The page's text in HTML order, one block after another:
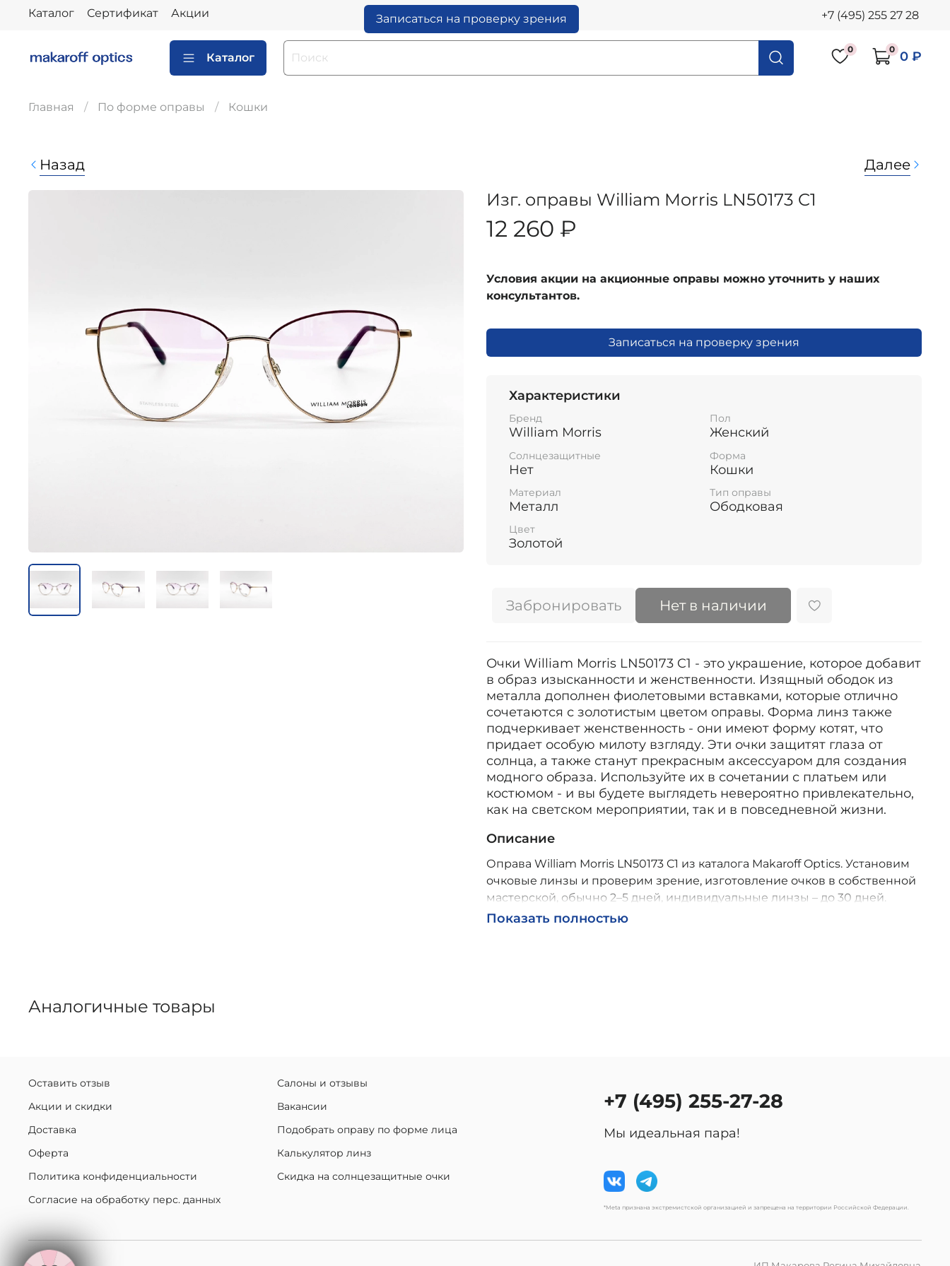
Каталог Сертификат Акции Записаться на проверку зрения +7 (495) 255 27 28
Каталог
0 0 0 ₽
Главная По форме оправы Кошки
Назад Далее
Изг. оправы William Morris LN50173 C1
12 260 ₽
Условия акции на акционные оправы можно уточнить у наших
консультантов.
Записаться на проверку зрения
Характеристики
Бренд
William Morris
Пол
Женский
Солнцезащитные
Нет
Форма
Кошки
Материал
Металл
Тип оправы
Ободковая
Цвет
Золотой
Забронировать Нет в наличии
Очки William Morris LN50173 C1 - это украшение, которое добавит
в образ изысканности и женственности. Изящный ободок из
металла дополнен фиолетовыми вставками, которые отлично
сочетаются с золотистым цветом оправы. Форма линз также
подчеркивает женственность - они имеют форму котят, что
придает особую милоту взгляду. Эти очки защитят глаза от
солнца, а также станут прекрасным аксессуаром для создания
модного образа. Используйте их в сочетании с платьем или
костюмом - и вы будете выглядеть невероятно привлекательно,
как на светском мероприятии, так и в повседневной жизни.
Описание
Оправа William Morris LN50173 C1 из каталога Makaroff Optics. Установим
очковые линзы и проверим зрение, изготовление очков в собственной
мастерской, обычно 2–5 дней, индивидуальные линзы – до 30 дней.
Возможна доставка по России.
Показать полностью
Аналогичные товары
Оставить отзыв
Акции и скидки
Доставка
Оферта
Политика конфиденциальности
Согласие на обработку перс. данных
Салоны и отзывы
Вакансии
Подобрать оправу по форме лица
Калькулятор линз
Скидка на солнцезащитные очки
+7 (495) 255-27-28
Мы идеальная пара!
*Meta признана экстремистской организацией и запрещена на территории Российской Федерации.